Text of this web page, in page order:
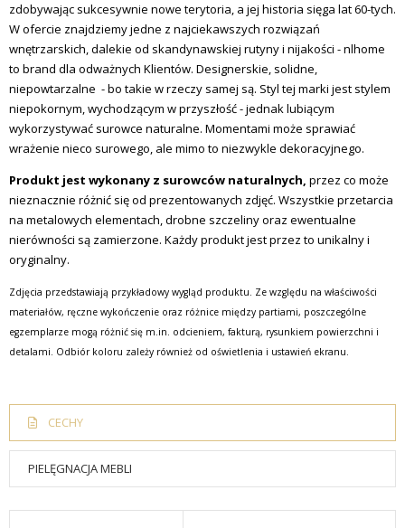
zdobywając sukcesywnie nowe terytoria, a jej historia sięga lat 60-tych.
W ofercie znajdziemy jedne z najciekawszych rozwiązań
wnętrzarskich, dalekie od skandynawskiej rutyny i nijakości - nlhome
to brand dla odważnych Klientów. Designerskie, solidne,
niepowtarzalne - bo takie w rzeczy samej są. Styl tej marki jest stylem
niepokornym, wychodzącym w przyszłość - jednak lubiącym
wykorzystywać surowce naturalne. Momentami może sprawiać
wrażenie nieco surowego, ale mimo to niezwykle dekoracyjnego.
Produkt jest wykonany z surowców naturalnych, przez co może
nieznacznie różnić się od prezentowanych zdjęć. Wszystkie przetarcia
na metalowych elementach, drobne szczeliny oraz ewentualne
nierówności są zamierzone. Każdy produkt jest przez to unikalny i
oryginalny.
Zdjęcia przedstawiają przykładowy wygląd produktu. Ze względu na właściwości
materiałów, ręczne wykończenie oraz różnice między partiami, poszczególne
egzemplarze mogą różnić się m.in. odcieniem, fakturą, rysunkiem powierzchni i
detalami. Odbiór koloru zależy również od oświetlenia i ustawień ekranu.
CECHY
PIELĘGNACJA MEBLI